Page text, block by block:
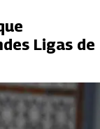
Ligas de